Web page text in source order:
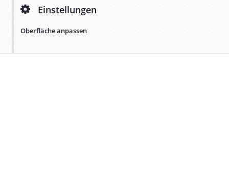
Einstellungen
Oberfläche anpassen